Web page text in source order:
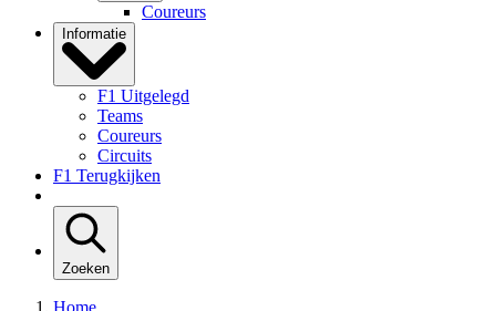
Coureurs
Informatie
F1 Uitgelegd
Teams
Coureurs
Circuits
F1 Terugkijken
Zoeken